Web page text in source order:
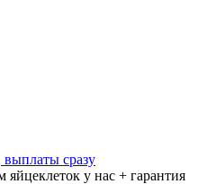
сразу
у нас + гарантия